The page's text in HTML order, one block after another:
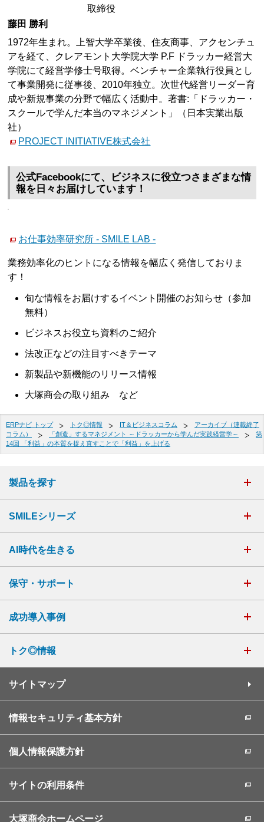
取締役
藤田 勝利
1972年生まれ。上智大学卒業後、住友商事、アクセンチュ
アを経て、クレアモント大学院大学 P.F ドラッカー経営大
学院にて経営学修士号取得。ベンチャー企業執行役員とし
て事業開発に従事後、2010年独立。次世代経営リーダー育
成や新規事業の分野で幅広く活動中。著書:「ドラッカー・
スクールで学んだ本当のマネジメント」（日本実業出版
社）
PROJECT INITIATIVE株式会社
公式Facebookにて、ビジネスに役立つさまざまな情
報を日々お届けしています！
お仕事効率研究所 - SMILE LAB -
業務効率化のヒントになる情報を幅広く発信しておりま
す！
旬な情報をお届けするイベント開催のお知らせ（参加
無料）
ビジネスお役立ち資料のご紹介
法改正などの注目すべきテーマ
新製品や新機能のリリース情報
大塚商会の取り組み など
ERPナビ トップ トク◎情報 IT＆ビジネスコラム
アーカイブ（連載終了
コラム）
「創造」するマネジメント ～ドラッカーから学んだ実践経営学～
第
14回 「利益」の本質を捉え直すことで「利益」を上げる
製品を探す
SMILEシリーズ
AI時代を生きる
保守・サポート
成功導入事例
トク◎情報
サイトマップ
情報セキュリティ基本方針
個人情報保護方針
サイトの利用条件
大塚商会ホームページ